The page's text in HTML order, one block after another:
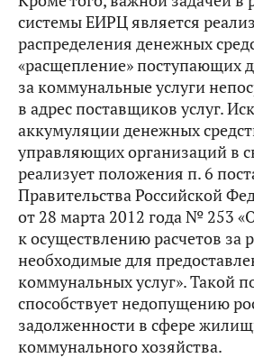
системы ЕИРЦ является
распределения денежных
«расщепление» поступающих
за коммунальные услуги
в адрес поставщиков услуг.
аккумуляции денежных
управляющих организаций в
реализует положения п. 6
Правительства Российской
от 28 марта 2012 года № 253
к осуществлению расчетов за
необходимые для
коммунальных услуг». Такой
способствует недопущению
задолженности в сфере
коммунального хозяйства.